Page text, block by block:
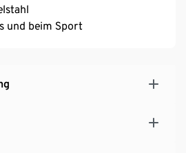
und beim Sport